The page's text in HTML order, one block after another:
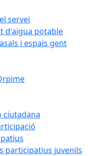
servei
d'aigua potable
i espais gent
ciutadana
participatius juvenils